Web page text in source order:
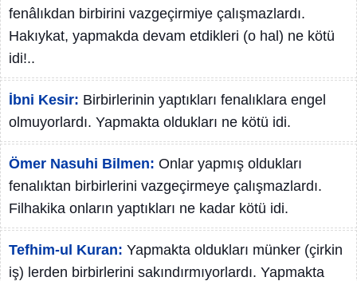
fenâlıkdan birbirini vazgeçirmiye çalışmazlardı.
Hakıykat, yapmakda devam etdikleri (o hal) ne kötü
idi!..
İbni Kesir: Birbirlerinin yaptıkları fenalıklara engel
olmuyorlardı. Yapmakta oldukları ne kötü idi.
Ömer Nasuhi Bilmen: Onlar yapmış oldukları
fenalıktan birbirlerini vazgeçirmeye çalışmazlardı.
Filhakika onların yaptıkları ne kadar kötü idi.
Tefhim-ul Kuran: Yapmakta oldukları münker (çirkin
iş) lerden birbirlerini sakındırmıyorlardı. Yapmakta